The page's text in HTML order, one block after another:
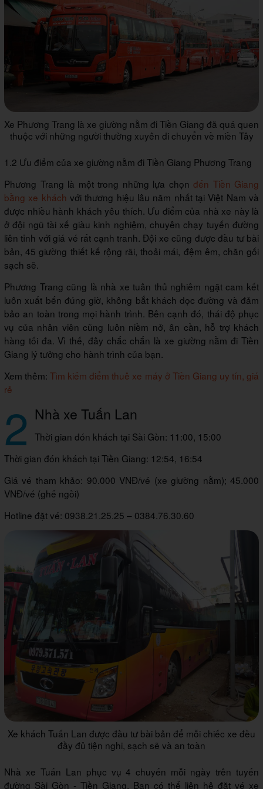
Xe Phương Trang là xe giường nằm đi Tiền Giang đã quá quen
thuộc với những người thường xuyên di chuyển về miền Tây
1.2 Ưu điểm của xe giường nằm đi Tiền Giang Phương Trang
Phương Trang là một trong những lựa chọn đến Tiền Giang
bằng xe khách với thương hiệu lâu năm nhất tại Việt Nam và
được nhiều hành khách yêu thích. Ưu điểm của nhà xe này là
ở đội ngũ tài xế giàu kinh nghiệm, chuyên chạy tuyến đường
liên tỉnh với giá vé rất cạnh tranh. Đội xe cũng được đầu tư bài
bản, 45 giường thiết kế rộng rãi, thoải mái, đệm êm, chăn gối
sạch sẽ.
Phương Trang cũng là nhà xe tuân thủ nghiêm ngặt cam kết
luôn xuất bến đúng giờ, không bắt khách dọc đường và đảm
bảo an toàn trong mọi hành trình. Bên cạnh đó, thái độ phục
vụ của nhân viên cũng luôn niềm nở, ân cần, hỗ trợ khách
hàng tối đa. Vì thế, đây chắc chắn là xe giường nằm đi Tiền
Giang lý tưởng cho hành trình của bạn.
Xem thêm:Tìm kiếm điểm thuê xe máy ở Tiền Giang uy tín, giá
rẻ
2 Nhà xe Tuấn Lan
Thời gian đón khách tại Sài Gòn: 11:00, 15:00
Thời gian đón khách tại Tiền Giang: 12:54, 16:54
Giá vé tham khảo: 90.000 VNĐ/vé (xe giường nằm); 45.000
VNĐ/vé (ghế ngồi)
Hotline đặt vé: 0938.21.25.25 – 0384.76.30.60
Xe khách Tuấn Lan được đầu tư bài bản để mỗi chiếc xe đều
đầy đủ tiện nghi, sạch sẽ và an toàn
Nhà xe Tuấn Lan phục vụ 4 chuyến mỗi ngày trên tuyến
đường Sài Gòn - Tiền Giang. Bạn có thể liên hệ đặt vé xe